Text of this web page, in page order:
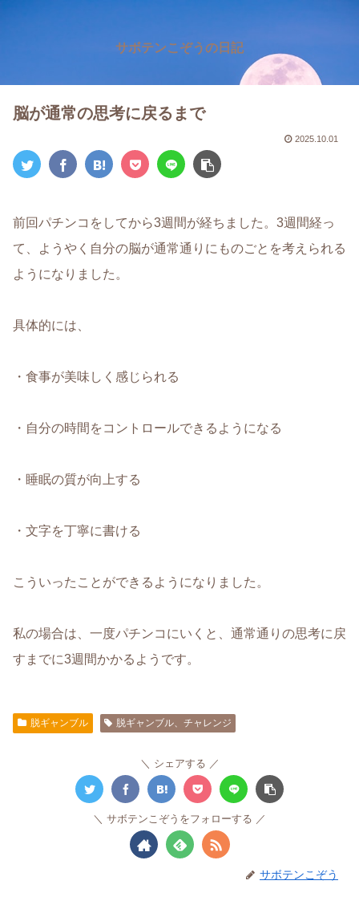
サボテンこぞうの日記
脳が通常の思考に戻るまで
2025.10.01
前回パチンコをしてから3週間が経ちました。3週間経っ
て、ようやく自分の脳が通常通りにものごとを考えられる
ようになりました。
具体的には、
・食事が美味しく感じられる
・自分の時間をコントロールできるようになる
・睡眠の質が向上する
・文字を丁寧に書ける
こういったことができるようになりました。
私の場合は、一度パチンコにいくと、通常通りの思考に戻
すまでに3週間かかるようです。
脱ギャンブル 脱ギャンブル、チャレンジ
シェアする
サボテンこぞうをフォローする
サボテンこぞう